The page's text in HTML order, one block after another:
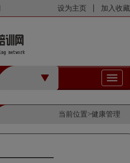
设为主页 加入收藏
切
换
航
当前位置>健康管理